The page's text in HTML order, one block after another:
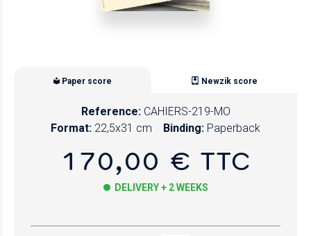
Paper score Newzik score
Reference: CAHIERS-219-MO
Format: 22,5x31 cm Binding: Paperback
170,00 € TTC
DELIVERY + 2 WEEKS